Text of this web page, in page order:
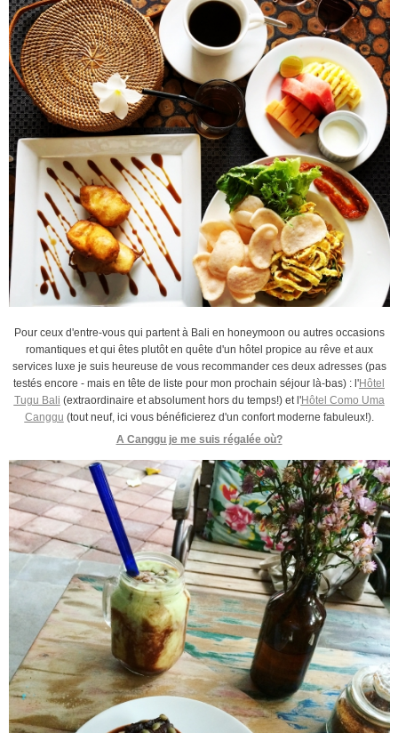
Pour ceux d'entre-vous qui partent à Bali en honeymoon ou autres occasions
romantiques et qui êtes plutôt en quête d'un hôtel propice au rêve et aux
services luxe je suis heureuse de vous recommander ces deux adresses (pas
testés encore - mais en tête de liste pour mon prochain séjour là-bas) : l'Hôtel
Tugu Bali (extraordinaire et absolument hors du temps!) et l'Hôtel Como Uma
Canggu (tout neuf, ici vous bénéficierez d'un confort moderne fabuleux!).
A Canggu je me suis régalée où?